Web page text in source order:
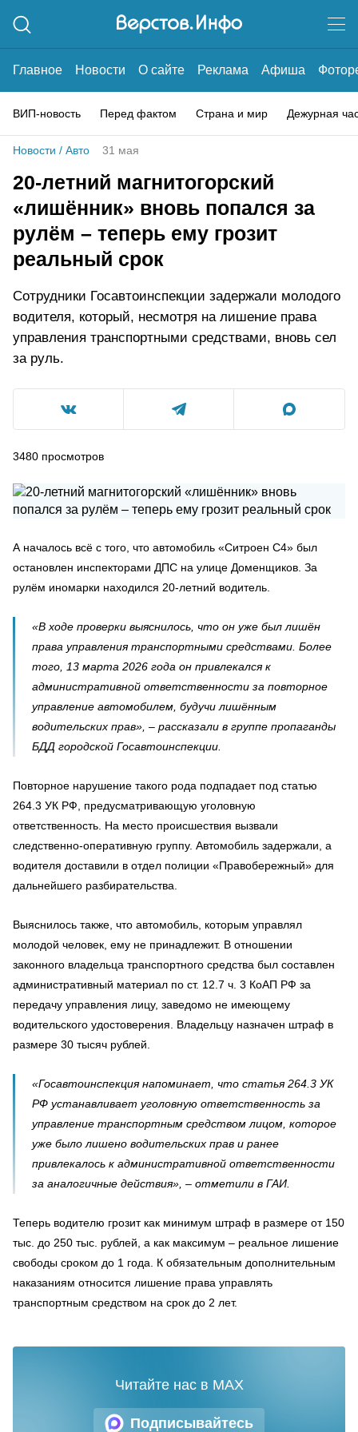
Главное Новости О сайте Реклама Афиша
ВИП-новость Перед фактом Страна и мир Дежурная
Новости / Авто 31 мая
20-летний магнитогорский
«лишённик» вновь попался за
рулём – теперь ему грозит
реальный срок
Сотрудники Госавтоинспекции задержали молодого
водителя, который, несмотря на лишение права
управления транспортными средствами, вновь сел
за руль.
3480 просмотров
А началось всё с того, что автомобиль «Ситроен С4» был
остановлен инспекторами ДПС на улице Доменщиков. За
рулём иномарки находился 20-летний водитель.
«В ходе проверки выяснилось, что он уже был лишён
права управления транспортными средствами. Более
того, 13 марта 2026 года он привлекался к
административной ответственности за повторное
управление автомобилем, будучи лишённым
водительских прав», – рассказали в группе пропаганды
БДД городской Госавтоинспекции.
Повторное нарушение такого рода подпадает под статью
264.3 УК РФ, предусматривающую уголовную
ответственность. На место происшествия вызвали
следственно-оперативную группу. Автомобиль задержали, а
водителя доставили в отдел полиции «Правобережный» для
дальнейшего разбирательства.
Выяснилось также, что автомобиль, которым управлял
молодой человек, ему не принадлежит. В отношении
законного владельца транспортного средства был составлен
административный материал по ст. 12.7 ч. 3 КоАП РФ за
передачу управления лицу, заведомо не имеющему
водительского удостоверения. Владельцу назначен штраф в
размере 30 тысяч рублей.
«Госавтоинспекция напоминает, что статья 264.3 УК
РФ устанавливает уголовную ответственность за
управление транспортным средством лицом, которое
уже было лишено водительских прав и ранее
привлекалось к административной ответственности
за аналогичные действия», – отметили в ГАИ.
Теперь водителю грозит как минимум штраф в размере от 150
тыс. до 250 тыс. рублей, а как максимум – реальное лишение
свободы сроком до 1 года. К обязательным дополнительным
наказаниям относится лишение права управлять
транспортным средством на срок до 2 лет.
Подписывайтесь
Читайте нас в MAX